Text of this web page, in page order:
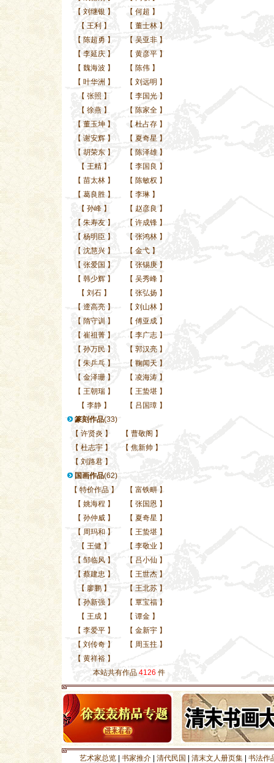
【 刘继银 】 【 何超 】
【 王利 】 【 董士林 】
【 陈超勇 】 【 吴亚非 】
【 李延庆】 【 黄彦平 】
【 魏海波 】 【 陈伟 】
【 叶华洲 】 【 刘远明 】
【 张照 】 【 李国光 】
【 徐燕】 【 陈家全 】
【 董玉坤】 【 杜占存 】
【 谢安辉】 【 夏奇星 】
【 胡荣东】 【 陈泽雄 】
【 王精】 【 李国良 】
【 苗太林】 【 陈敏权 】
【 葛良胜】 【 李琳 】
【 孙峰】 【 赵彦良 】
【 朱寿友】 【 许成锋 】
【 杨明臣 】 【 张鸿林 】
【 沈慧兴】 【 金弋 】
【 张爱国 】 【 张锡庚 】
【 韩少辉】 【 吴秀峰 】
【 刘石】 【 张弘扬 】
【 遆高亮】 【 刘山林 】
【 隋守训 】 【 傅亚成 】
【 崔祖菁】 【 李广志 】
【 孙万民 】 【 郭汉亮 】
【 朱乒乓】 【 鞠闻天 】
【 金泽珊】 【 凌海涛 】
【 王朝瑞】 【 王蛰堪 】
【 李静】 【 吕国璋 】
篆刻作品(33)
【 许贤炎 】 【 曹敬阁 】
【 杜志宇 】 【 焦新帅 】
【 刘路君 】
国画作品(62)
【 特价作品】 【 富铁畊 】
【 姚海程 】 【 张国恩 】
【 孙仲威】 【 夏奇星 】
【 周玛和 】 【 王蛰堪 】
【 王健】 【 李敬业 】
【 邹临风】 【 吕小仙 】
【 蔡建忠 】 【 王世杰 】
【 廖鹏】 【 王北苏 】
【 孙新强】 【 覃宝福 】
【 王成】 【 谭金 】
【 李爱平】 【 金新宇 】
【 刘传奇】 【 周玉拄 】
【 黄祥裕】
本站共有作品 4126 件
艺术家总览 书家推介 清代民国 清末文人册页集 书法作